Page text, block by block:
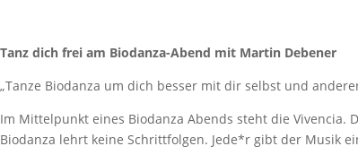
Tanz dich frei am Biodanza-Abend mit Martin Debener
„Tanze Biodanza um dich besser mit dir selbst und
Im Mittelpunkt eines Biodanza Abends steht die
Biodanza lehrt keine Schrittfolgen. Jede*r gibt der Musik